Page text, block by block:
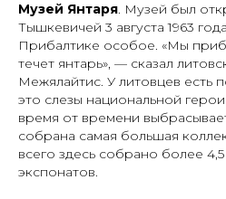
Музей Янтаря. Музей был
Тышкевичей 3 августа 1963
Прибалтике особое. «Мы
течет янтарь», — сказал
Межялайтис. У литовцев есть
это слезы национальной
время от времени
собрана самая большая
всего здесь собрано более
экспонатов.